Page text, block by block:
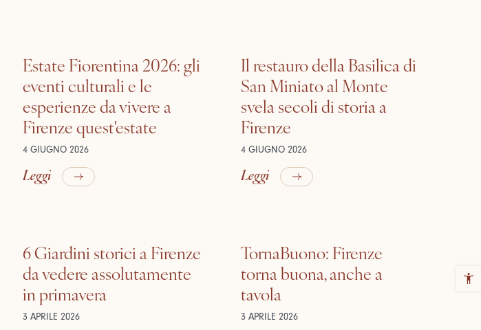
Estate Fiorentina 2026: gli
eventi culturali e le
esperienze da vivere a
Firenze quest'estate
4 GIUGNO 2026
Leggi
Il restauro della Basilica di
San Miniato al Monte
svela secoli di storia a
Firenze
4 GIUGNO 2026
Leggi
6 Giardini storici a Firenze
da vedere assolutamente
in primavera
3 APRILE 2026
TornaBuono: Firenze
torna buona, anche a
tavola
3 APRILE 2026